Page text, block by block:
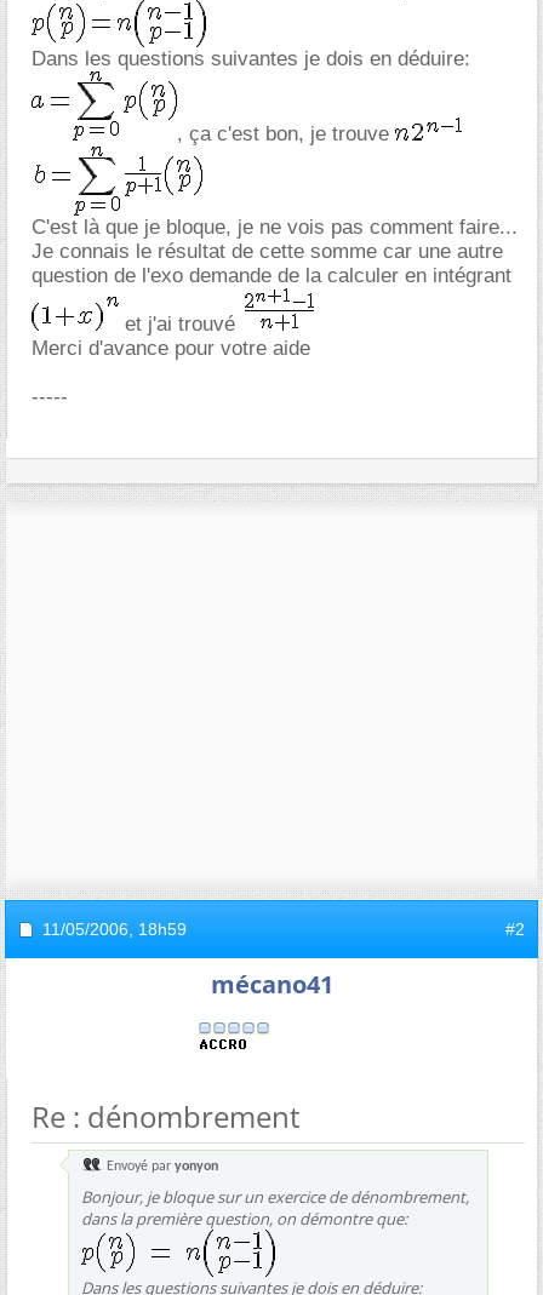
Dans les questions suivantes je dois en déduire:
, ça c'est bon, je trouve
C'est là que je bloque, je ne vois pas comment faire...
Je connais le résultat de cette somme car une autre
question de l'exo demande de la calculer en intégrant
et j'ai trouvé
Merci d'avance pour votre aide
-----
11/05/2006, 18h59 #2
mécano41
Re : dénombrement
Envoyé par yonyon
Bonjour, je bloque sur un exercice de dénombrement,
dans la première question, on démontre que:
Dans les questions suivantes je dois en déduire: